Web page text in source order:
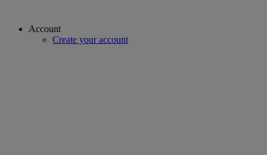
Account
Create your account